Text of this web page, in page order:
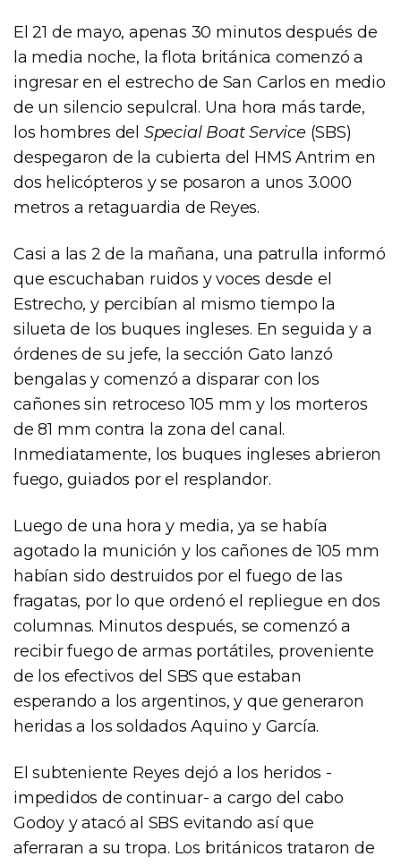
El 21 de mayo, apenas 30 minutos después de
la media noche, la flota británica comenzó a
ingresar en el estrecho de San Carlos en medio
de un silencio sepulcral. Una hora más tarde,
los hombres del Special Boat Service (SBS)
despegaron de la cubierta del HMS Antrim en
dos helicópteros y se posaron a unos 3.000
metros a retaguardia de Reyes.
Casi a las 2 de la mañana, una patrulla informó
que escuchaban ruidos y voces desde el
Estrecho, y percibían al mismo tiempo la
silueta de los buques ingleses. En seguida y a
órdenes de su jefe, la sección Gato lanzó
bengalas y comenzó a disparar con los
cañones sin retroceso 105 mm y los morteros
de 81 mm contra la zona del canal.
Inmediatamente, los buques ingleses abrieron
fuego, guiados por el resplandor.
Luego de una hora y media, ya se había
agotado la munición y los cañones de 105 mm
habían sido destruidos por el fuego de las
fragatas, por lo que ordenó el repliegue en dos
columnas. Minutos después, se comenzó a
recibir fuego de armas portátiles, proveniente
de los efectivos del SBS que estaban
esperando a los argentinos, y que generaron
heridas a los soldados Aquino y García.
El subteniente Reyes dejó a los heridos -
impedidos de continuar- a cargo del cabo
Godoy y atacó al SBS evitando así que
aferraran a su tropa. Los británicos trataron de